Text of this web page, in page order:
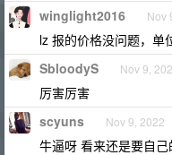
winglight2016 Nov
lz 报的价格没问题，单
SbloodyS Nov 9,
厉害厉害
scyuns Nov 9, 2022
牛逼呀 看来还是要自